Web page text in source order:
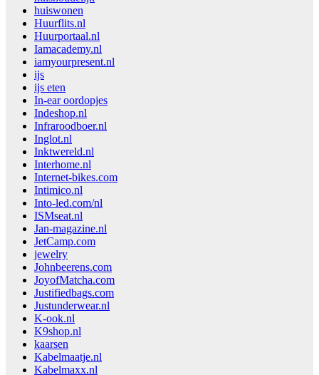
huiswonen
Huurflits.nl
Huurportaal.nl
Iamacademy.nl
iamyourpresent.nl
ijs
ijs eten
In-ear oordopjes
Indeshop.nl
Infraroodboer.nl
Inglot.nl
Inktwereld.nl
Interhome.nl
Internet-bikes.com
Intimico.nl
Into-led.com/nl
ISMseat.nl
Jan-magazine.nl
JetCamp.com
jewelry
Johnbeerens.com
JoyofMatcha.com
Justifiedbags.com
Justunderwear.nl
K-ook.nl
K9shop.nl
kaarsen
Kabelmaatje.nl
Kabelmaxx.nl